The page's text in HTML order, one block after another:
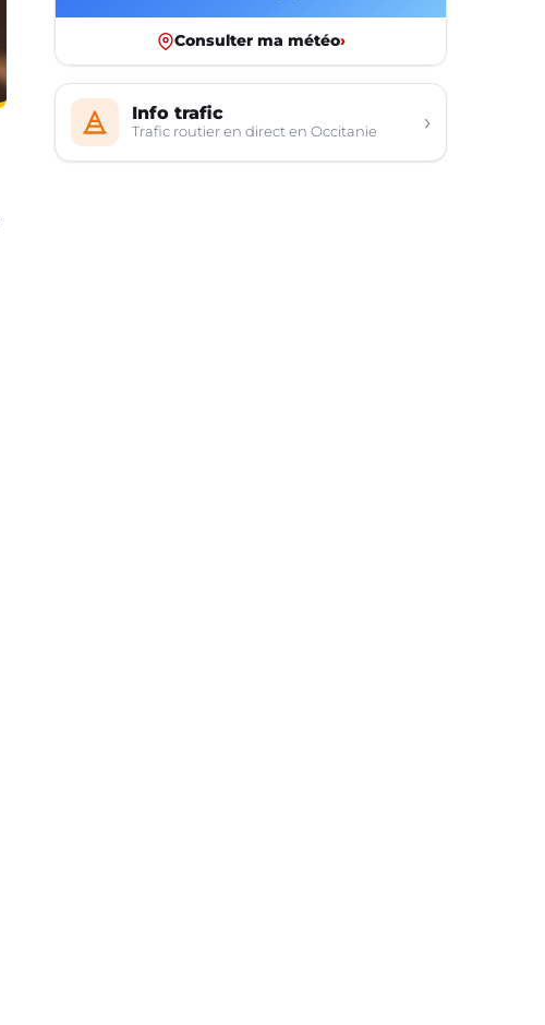
Consulter ma météo›
Info trafic
Trafic routier en direct en Occitanie ›